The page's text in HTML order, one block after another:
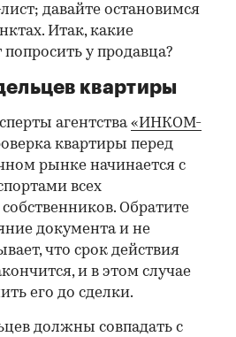
давайте остановимся
Итак, какие
у продавца?
квартиры
агентства«ИНКОМ-
квартиры перед
рынке начинается с
всех
Обратите
документа и не
что срок действия
и в этом случае
его до сделки.
должны совпадать с